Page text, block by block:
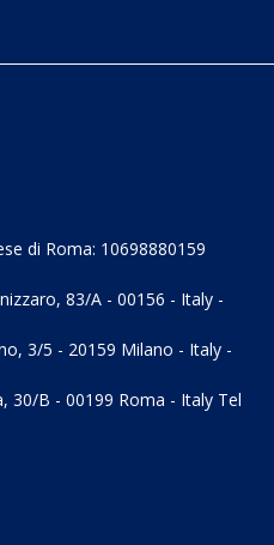
di Roma: 10698880159
83/A - 00156 - Italy -
3/5 - 20159 Milano - Italy -
30/B - 00199 Roma - Italy Tel